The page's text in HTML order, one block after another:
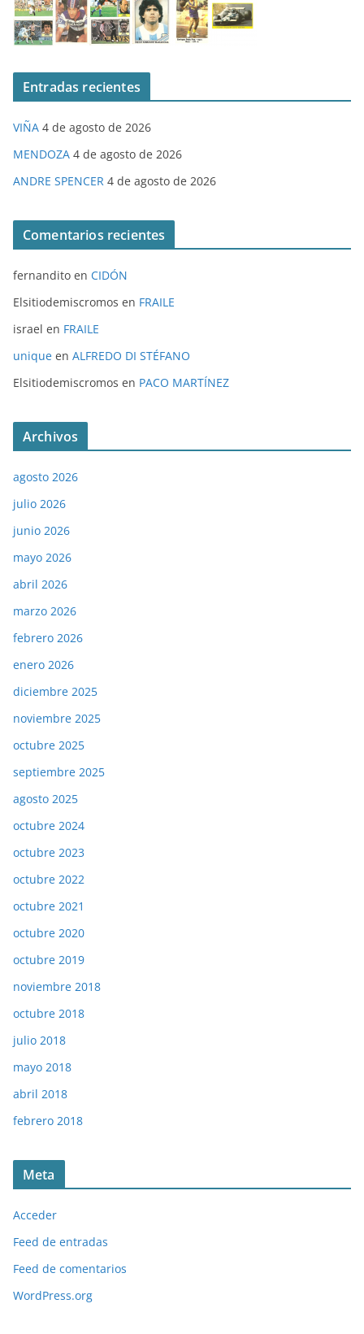
Entradas recientes
VIÑA 4 de agosto de 2026
MENDOZA 4 de agosto de 2026
ANDRE SPENCER 4 de agosto de 2026
Comentarios recientes
fernandito en CIDÓN
Elsitiodemiscromos en FRAILE
israel en FRAILE
unique en ALFREDO DI STÉFANO
Elsitiodemiscromos en PACO MARTÍNEZ
Archivos
agosto 2026
julio 2026
junio 2026
mayo 2026
abril 2026
marzo 2026
febrero 2026
enero 2026
diciembre 2025
noviembre 2025
octubre 2025
septiembre 2025
agosto 2025
octubre 2024
octubre 2023
octubre 2022
octubre 2021
octubre 2020
octubre 2019
noviembre 2018
octubre 2018
julio 2018
mayo 2018
abril 2018
febrero 2018
Meta
Acceder
Feed de entradas
Feed de comentarios
WordPress.org